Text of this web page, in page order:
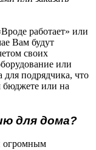
работает» или
Вам будут
своих
или
для подрядчика, что
бюджете или на
для дома?
огромным